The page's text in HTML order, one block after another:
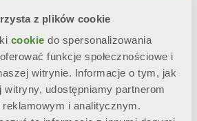
z plików cookie
cookie do spersonalizowania
funkcje społecznościowe i
witrynie. Informacje o tym, jak
udostępniamy partnerom
reklamowym i analitycznym.
wody z pompą
ciepłej wody